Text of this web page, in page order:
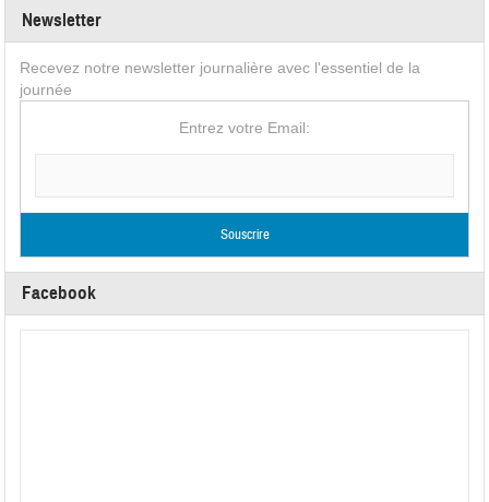
Newsletter
Recevez notre newsletter journalière avec l'essentiel de la
journée
Entrez votre Email:
Facebook